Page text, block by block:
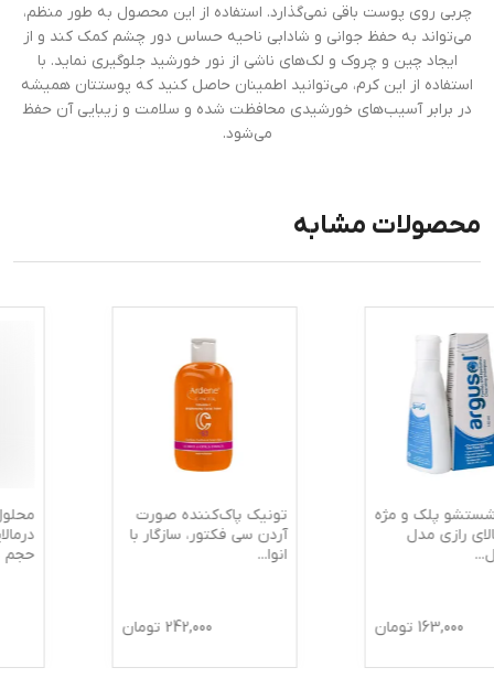
چربی روی پوست باقی نمی‌گذارد. استفاده از این محصول به طور منظم،
می‌تواند به حفظ جوانی و شادابی ناحیه حساس دور چشم کمک کند و از
ایجاد چین و چروک و لک‌های ناشی از نور خورشید جلوگیری نماید. با
استفاده از این کرم، می‌توانید اطمینان حاصل کنید که پوستتان همیشه
در برابر آسیب‌های خورشیدی محافظت شده و سلامت و زیبایی آن حفظ
می‌شود.
محصولات مشابه
تونیک پاک‌کننده صورت
آردن سی فکتور، سازگار با
انوا
242,000
محلول پاک کننده صورت
درمالاین مدل OILY SKIN
242,500